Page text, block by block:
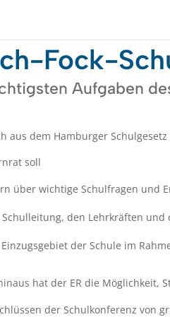
Fock-
Aufgaben
aus dem Hamburger Schulgesetz
soll
über wichtige Schulfragen und
den Lehrkräften
der Schule im
hat der ER die Möglichkeit,
der Schulkonferenz von